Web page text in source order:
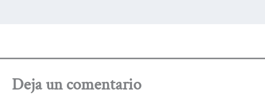
Deja un comentario